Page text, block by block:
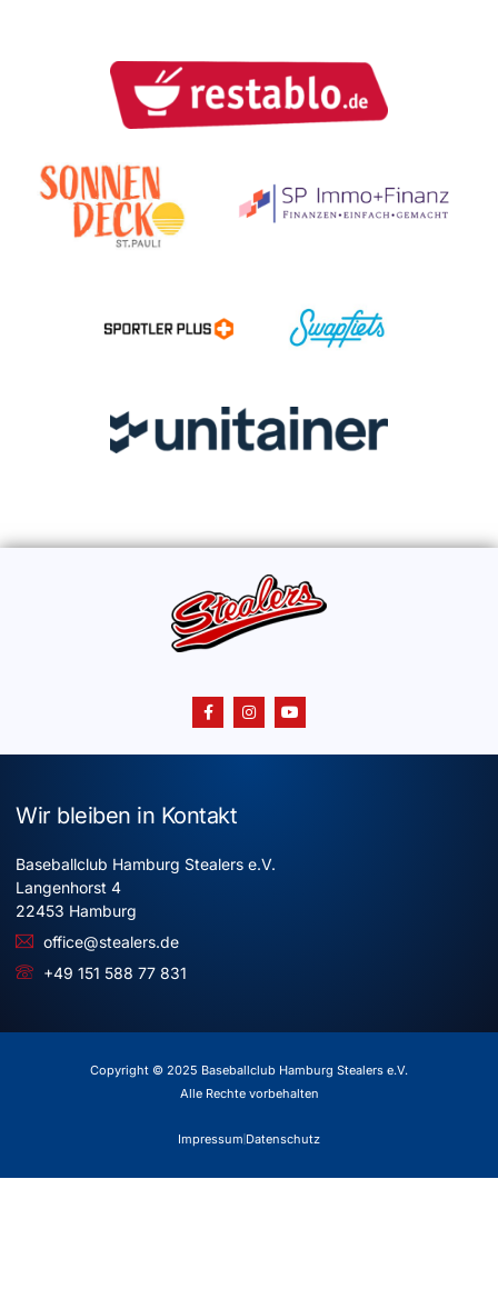
Wir bleiben in Kontakt
Baseballclub Hamburg Stealers e.V.
Langenhorst 4
22453 Hamburg
office@stealers.de
+49 151 588 77 831
Copyright © 2025 Baseballclub Hamburg Stealers e.V.
Alle Rechte vorbehalten
Impressum Datenschutz